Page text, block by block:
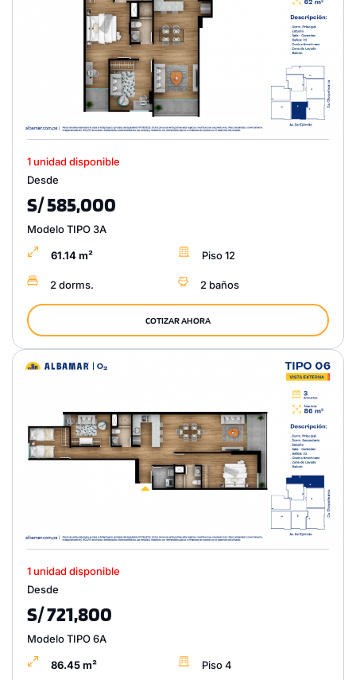
1 unidad disponible
Desde
S/ 585,000
Modelo TIPO 3A
61.14 m² Piso 12
2 dorms. 2 baños
COTIZAR AHORA
1 unidad disponible
Desde
S/ 721,800
Modelo TIPO 6A
86.45 m² Piso 4